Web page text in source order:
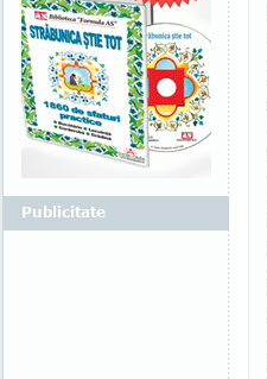
Publicitate